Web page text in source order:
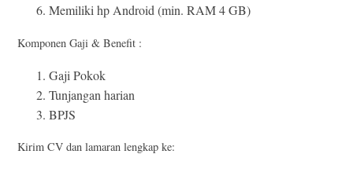
Memiliki hp Android (min. RAM 4 GB)
Komponen Gaji & Benefit :
Gaji Pokok
Tunjangan harian
BPJS
Kirim CV dan lamaran lengkap ke: